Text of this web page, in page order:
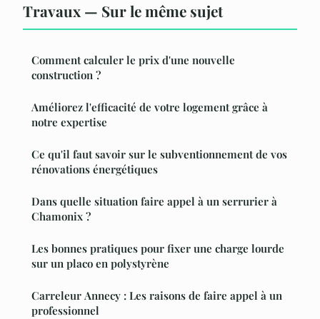
Travaux — Sur le même sujet
Comment calculer le prix d'une nouvelle
construction ?
Améliorez l'efficacité de votre logement grâce à
notre expertise
Ce qu'il faut savoir sur le subventionnement de vos
rénovations énergétiques
Dans quelle situation faire appel à un serrurier à
Chamonix ?
Les bonnes pratiques pour fixer une charge lourde
sur un placo en polystyrène
Carreleur Annecy : Les raisons de faire appel à un
professionnel